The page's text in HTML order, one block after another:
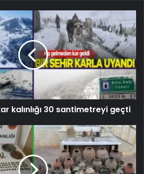
kalınlığı 30 santimetreyi geçti